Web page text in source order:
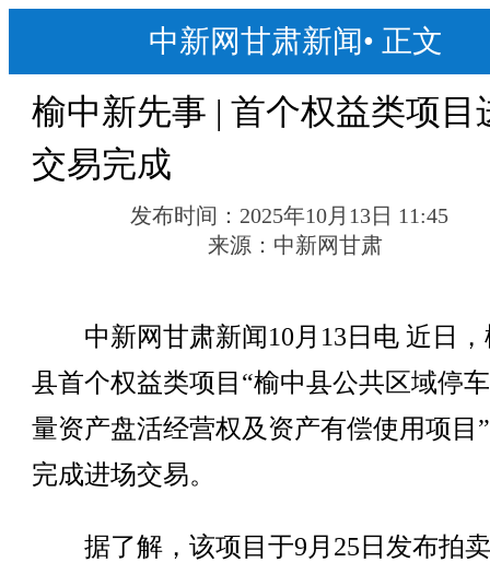
中新网甘肃新闻• 正文
榆中新先事 | 首个权益类项目
交易完成
发布时间： 2025年10月13日 11:45
来源： 中新网甘肃
中新网甘肃新闻10月13日电 近日，
县首个权益类项目“榆中县公共区域停
量资产盘活经营权及资产有偿使用项目
完成进场交易。
据了解，该项目于9月25日发布拍